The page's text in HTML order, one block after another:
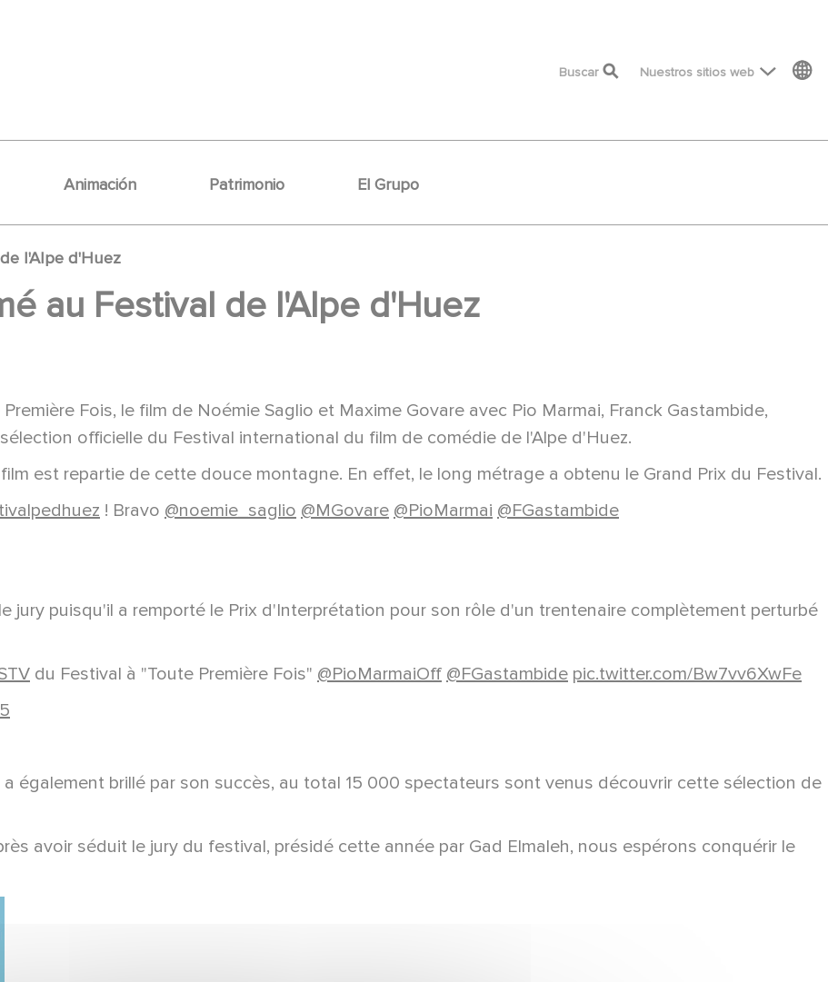
top menu
Buscar Nuestros sitios web
Animación Patrimonio El Grupo
l'Alpe d'Huez
au Festival de l'Alpe d'Huez
Première Fois, le film de Noémie Saglio et Maxime Govare avec Pio Marmai, Franck Gastambide,
officielle du Festival international du film de comédie de l'Alpe d'Huez.
est repartie de cette douce montagne. En effet, le long métrage a obtenu le Grand Prix du Festival.
! Bravo @noemie_saglio @MGovare @PioMarmai @FGastambide
jury puisqu'il a remporté le Prix d'Interprétation pour son rôle d'un trentenaire complètement perturbé
du Festival à "Toute Première Fois" @PioMarmaiOff @FGastambide pic.twitter.com/Bw7vv6XwFe
également brillé par son succès, au total 15 000 spectateurs sont venus découvrir cette sélection de
avoir séduit le jury du festival, présidé cette année par Gad Elmaleh, nous espérons conquérir le